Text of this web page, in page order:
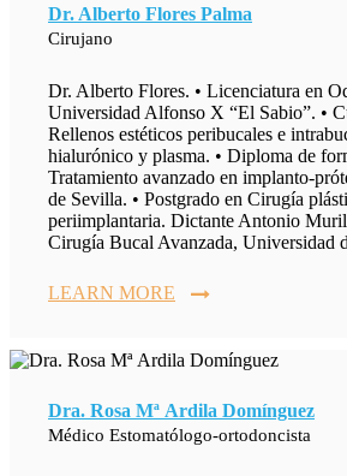
Dr. Alberto Flores Palma
Cirujano
Dr. Alberto Flores. • Licenciatura en
Universidad Alfonso X “El Sabio”. •
Rellenos estéticos peribucales e
hialurónico y plasma. • Diploma de
Tratamiento avanzado en implanto-
de Sevilla. • Postgrado en Cirugía
periimplantaria. Dictante Antonio
Cirugía Bucal Avanzada, Universidad
LEARN MORE
Dra. Rosa Mª Ardila Domínguez
Médico Estomatólogo-ortodoncista